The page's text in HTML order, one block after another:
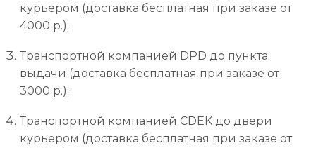
курьером (доставка бесплатная при заказе от
4000 р.);
Транспортной компанией DPD до пункта
выдачи (доставка бесплатная при заказе от
3000 р.);
Транспортной компанией CDEK до двери
курьером (доставка бесплатная при заказе от